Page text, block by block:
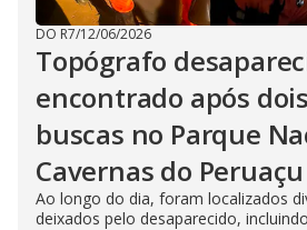
DO R7/12/06/2026
Topógrafo
encontrado após
buscas no Parque
Cavernas do
Ao longo do dia, foram localizados
deixados pelo desaparecido,